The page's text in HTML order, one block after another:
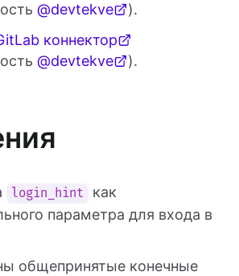
@devtekve
).
коннектор
@devtekve ).
login_hint
как
параметра для входа в
общепринятые конечные